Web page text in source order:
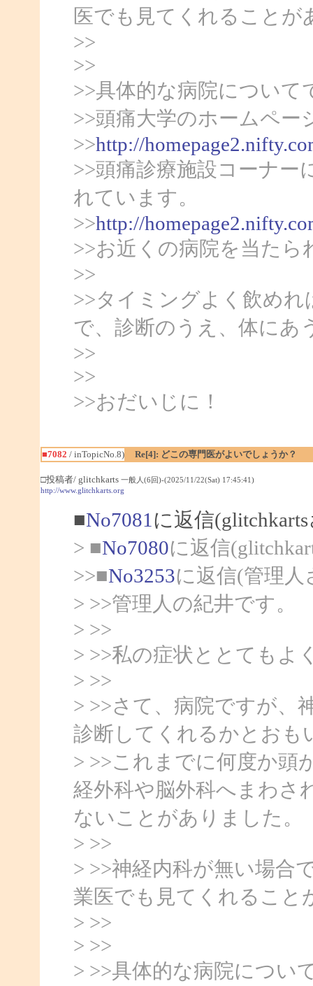
医でも見てくれることが
>>
>>
>>具体的な病院について
>>頭痛大学のホームペー
>>http://
>>頭痛診療施設コーナー
れています。
>>http://
>>お近くの病院を当た
>>
>>タイミングよく飲め
で、診断のうえ、体にあ
>>
>>
>>おだいじに！
■7082 / inTopicNo.8) Re[4]: どこの専門医がよいでしょうか？
□投稿者/ glitchkarts 一般人(6回)-(2025/11/22(Sat) 17:45:41)
http://www.glitchkarts.org
■No7081 に返信
> ■No7080に返信
>>■No3253に返信(管理人
> >>管理人の紀井です。
> >>
> >>私の症状ととても
> >>
> >>さて、病院ですが、
診断してくれるかとおも
> >>これまでに何度か頭
経外科や脳外科へまわさ
ないことがありました。
> >>
> >>神経内科が無い場合
業医でも見てくれること
> >>
> >>
> >>具体的な病院につい